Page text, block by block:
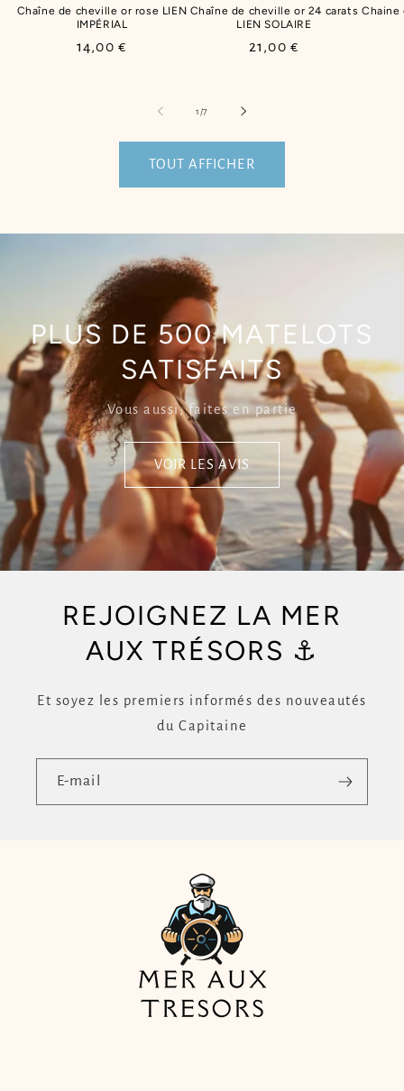
Chaîne de cheville or rose LIEN
IMPÉRIAL
Prix
14,00 €
Chaîne de cheville or 24 carats
LIEN SOLAIRE
Prix
21,00 €
Chaine
1 /de
7
TOUT AFFICHER
PLUS DE 500 MATELOTS
SATISFAITS
Vous aussi, faites en partie
VOIR LES AVIS
REJOIGNEZ LA MER
AUX TRÉSORS ⚓
Et soyez les premiers informés des nouveautés
du Capitaine
E-mail